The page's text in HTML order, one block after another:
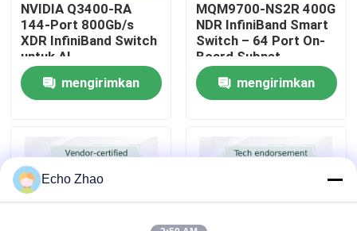
Kontrol Kualitas
Hubungi Kami
Kasus-kasus
NVIDIA Q3400-RA
144-Port 800Gb/s
XDR InfiniBand Switch
untuk AI
mengirimkan
MQM9700-NS2R 400G
NDR InfiniBand Smart
Switch – 64 Port On-
Board Subnet
Manager C2P Airflow
mengirimkan
Echo Zhao